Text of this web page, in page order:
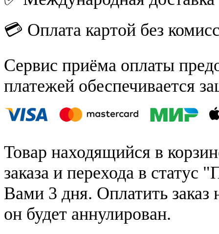
💳 Оплата картой без
Сервис приёма оплаты
платежей обеспечивается
Товар находящийся в
заказа и перехода в статус
Вами 3 дня. Оплатить заказ
он будет аннулирован.